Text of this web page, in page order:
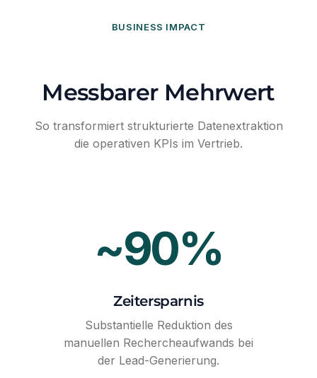
BUSINESS IMPACT
Messbarer Mehrwert
So transformiert strukturierte Datenextraktion
die operativen KPIs im Vertrieb.
~90%
Zeitersparnis
Substantielle Reduktion des
manuellen Rechercheaufwands bei
der Lead-Generierung.